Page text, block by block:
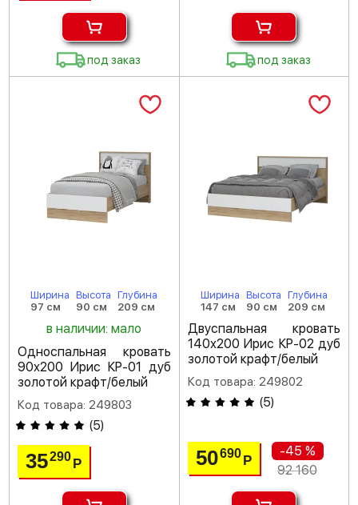
под заказ под заказ
Ширина
97 см
Высота
90 см
Глубина
209 см
в наличии: мало
Односпальная кровать
90х200 Ирис КР-01 дуб
золотой крафт/белый
Код товара: 249803
(5)
35290Р
Ширина
147 см
Высота
90 см
Глубина
209 см
Двуспальная кровать
140х200 Ирис КР-02 дуб
золотой крафт/белый
Код товара: 249802
(5)
50690 Р
-45 %
92 160